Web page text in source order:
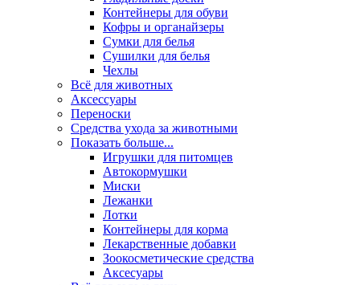
Контейнеры для обуви
Кофры и органайзеры
Сумки для белья
Сушилки для белья
Чехлы
Всё для животных
Аксесcуары
Переноски
Средства ухода за животными
Показать больше...
Игрушки для питомцев
Автокормушки
Миски
Лежанки
Лотки
Контейнеры для корма
Лекарственные добавки
Зоокосметические средства
Аксесуары